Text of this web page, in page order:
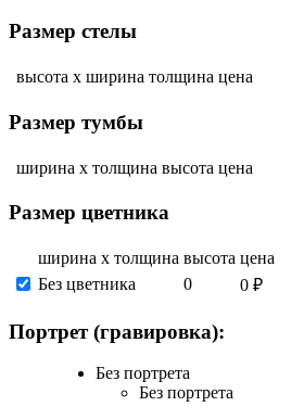
Размер стелы
высота х ширина толщина цена
Размер тумбы
ширина х толщина высота цена
Размер цветника
ширина х толщина высота цена
Без цветника
0 0 ₽
Портрет (гравировка):
Без портрета
Без портрета